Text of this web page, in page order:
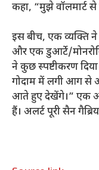
कहा, “मुझे वॉलमार्ट
इस बीच, एक व्यक्ति
और एक डुआर्टे/
ने कुछ स्पष्टीकरण
गोदाम में लगी आग से
आते हुए देखेंगे।” एक
हैं। अलर्ट पूरी सैन